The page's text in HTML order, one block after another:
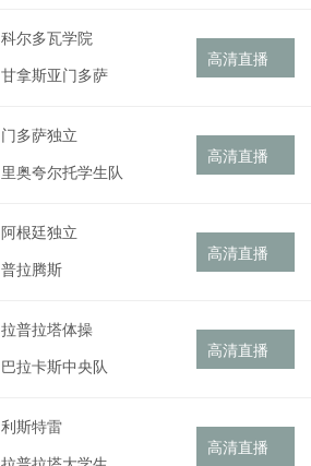
科尔多瓦学院
甘拿斯亚门多萨
高清直播
门多萨独立
里奥夸尔托学生队
高清直播
阿根廷独立
普拉腾斯
高清直播
拉普拉塔体操
巴拉卡斯中央队
高清直播
利斯特雷
高清直播